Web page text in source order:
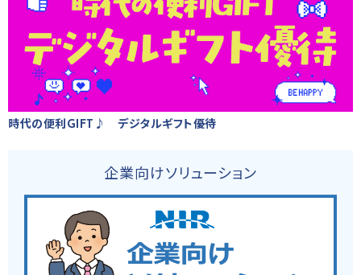
時代の便利GIFT♪ デジタルギフト優待
企業向けソリューション